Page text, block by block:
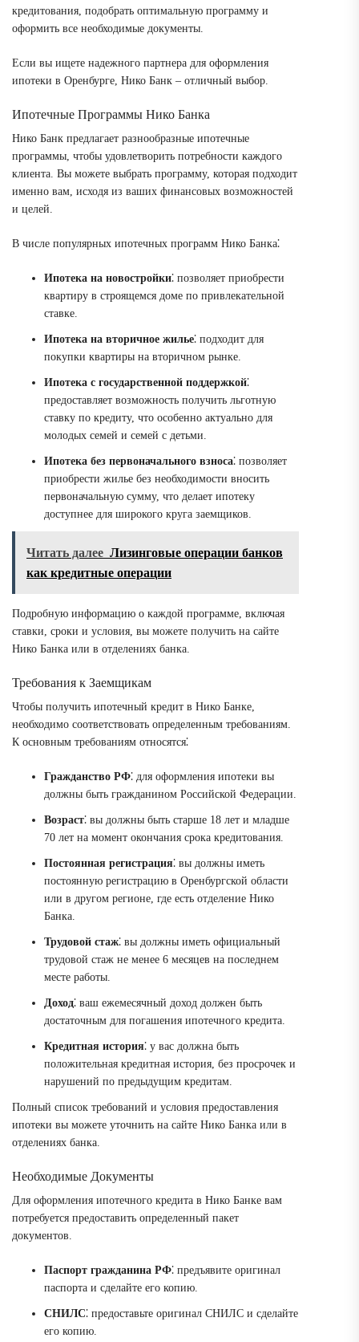
кредитования, подобрать оптимальную программу и
оформить все необходимые документы.
Если вы ищете надежного партнера для оформления
ипотеки в Оренбурге, Нико Банк – отличный выбор.
Ипотечные Программы Нико Банка
Нико Банк предлагает разнообразные ипотечные
программы, чтобы удовлетворить потребности каждого
клиента. Вы можете выбрать программу, которая подходит
именно вам, исходя из ваших финансовых возможностей
и целей.
В числе популярных ипотечных программ Нико Банка⁚
Ипотека на новостройки⁚ позволяет приобрести
квартиру в строящемся доме по привлекательной
ставке.
Ипотека на вторичное жилье⁚ подходит для
покупки квартиры на вторичном рынке.
Ипотека с государственной поддержкой⁚
предоставляет возможность получить льготную
ставку по кредиту, что особенно актуально для
молодых семей и семей с детьми.
Ипотека без первоначального взноса⁚ позволяет
приобрести жилье без необходимости вносить
первоначальную сумму, что делает ипотеку
доступнее для широкого круга заемщиков.
Читать далее Лизинговые операции банков
как кредитные операции
Подробную информацию о каждой программе, включая
ставки, сроки и условия, вы можете получить на сайте
Нико Банка или в отделениях банка.
Требования к Заемщикам
Чтобы получить ипотечный кредит в Нико Банке,
необходимо соответствовать определенным требованиям.
К основным требованиям относятся⁚
Гражданство РФ⁚ для оформления ипотеки вы
должны быть гражданином Российской Федерации.
Возраст⁚ вы должны быть старше 18 лет и младше
70 лет на момент окончания срока кредитования.
Постоянная регистрация⁚ вы должны иметь
постоянную регистрацию в Оренбургской области
или в другом регионе, где есть отделение Нико
Банка.
Трудовой стаж⁚ вы должны иметь официальный
трудовой стаж не менее 6 месяцев на последнем
месте работы.
Доход⁚ ваш ежемесячный доход должен быть
достаточным для погашения ипотечного кредита.
Кредитная история⁚ у вас должна быть
положительная кредитная история, без просрочек и
нарушений по предыдущим кредитам.
Полный список требований и условия предоставления
ипотеки вы можете уточнить на сайте Нико Банка или в
отделениях банка.
Необходимые Документы
Для оформления ипотечного кредита в Нико Банке вам
потребуется предоставить определенный пакет
документов.
Паспорт гражданина РФ⁚ предъявите оригинал
паспорта и сделайте его копию.
СНИЛС⁚ предоставьте оригинал СНИЛС и сделайте
его копию.